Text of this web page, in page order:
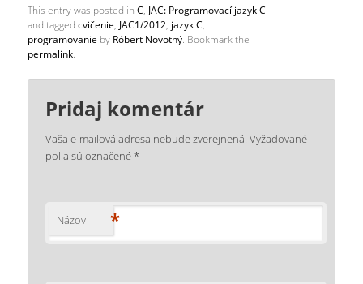
This entry was posted inC, JAC: Programovací jazyk C
and taggedcvičenie, JAC1/2012, jazyk C,
programovanie by Róbert Novotný. Bookmark the
permalink.
Pridaj komentár
Vaša e-mailová adresa nebude zverejnená. Vyžadované
polia sú označené*
Názov *